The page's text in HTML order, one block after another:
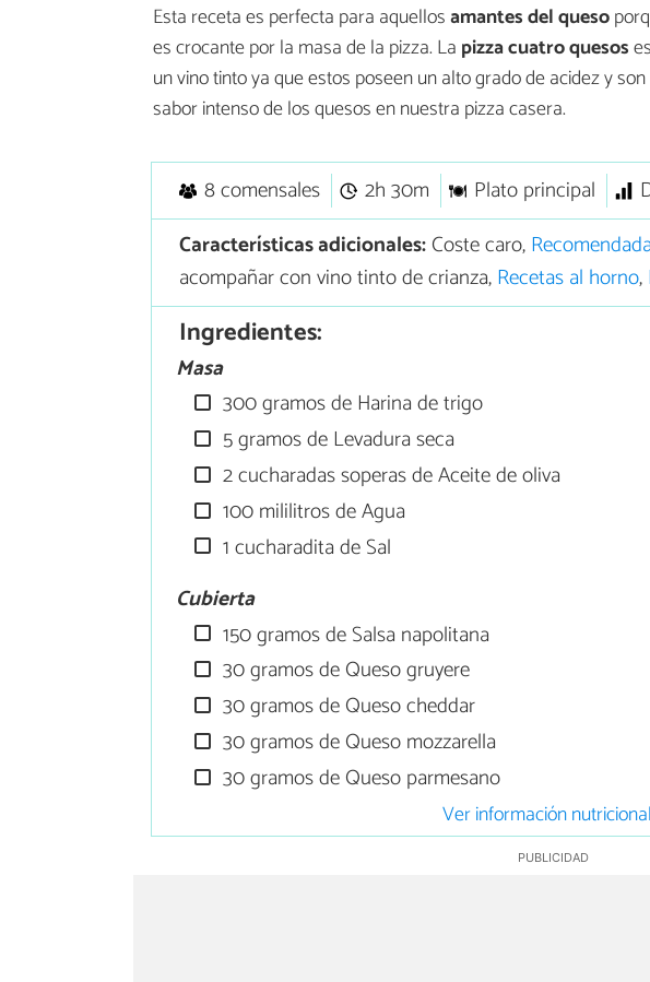
Esta receta es perfecta para aquellosamantes del queso
es crocante por la masa de la pizza. La pizza cuatro quesos
un vino tinto ya que estos poseen un alto grado de acidez y
sabor intenso de los quesos en nuestra pizza casera.
8 comensales 2h 30m Plato principal
Características adicionales:Coste caro,
acompañar con vino tinto de crianza,Recetas al horno,
Ingredientes:
Masa
300 gramos de Harina de trigo
5 gramos de Levadura seca
2 cucharadas soperas de Aceite de oliva
100 mililitros de Agua
1 cucharadita de Sal
Cubierta
150 gramos de Salsa napolitana
30 gramos de Queso gruyere
30 gramos de Queso cheddar
30 gramos de Queso mozzarella
30 gramos de Queso parmesano
Ver información